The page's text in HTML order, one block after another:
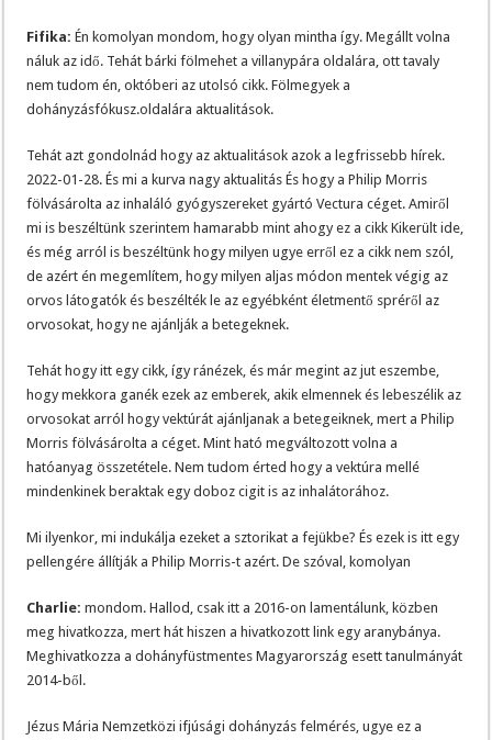
Fifika: Én komolyan mondom, hogy olyan mintha így. Megállt volna
náluk az idő. Tehát bárki fölmehet a villanypára oldalára, ott tavaly
nem tudom én, októberi az utolsó cikk. Fölmegyek a
dohányzásfókusz.oldalára aktualitások.
Tehát azt gondolnád hogy az aktualitások azok a legfrissebb hírek.
2022-01-28. És mi a kurva nagy aktualitás És hogy a Philip Morris
fölvásárolta az inhaláló gyógyszereket gyártó Vectura céget. Amiről
mi is beszéltünk szerintem hamarabb mint ahogy ez a cikk Kikerült ide,
és még arról is beszéltünk hogy milyen ugye erről ez a cikk nem szól,
de azért én megemlítem, hogy milyen aljas módon mentek végig az
orvos látogatók és beszélték le az egyébként életmentő spréről az
orvosokat, hogy ne ajánlják a betegeknek.
Tehát hogy itt egy cikk, így ránézek, és már megint az jut eszembe,
hogy mekkora ganék ezek az emberek, akik elmennek és lebeszélik az
orvosokat arról hogy vektúrát ajánljanak a betegeiknek, mert a Philip
Morris fölvásárolta a céget. Mint ható megváltozott volna a
hatóanyag összetétele. Nem tudom érted hogy a vektúra mellé
mindenkinek beraktak egy doboz cigit is az inhalátorához.
Mi ilyenkor, mi indukálja ezeket a sztorikat a fejükbe? És ezek is itt egy
pellengére állítják a Philip Morris-t azért. De szóval, komolyan
Charlie: mondom. Hallod, csak itt a 2016-on lamentálunk, közben
meg hivatkozza, mert hát hiszen a hivatkozott link egy aranybánya.
Meghivatkozza a dohányfüstmentes Magyarország esett tanulmányát
2014-ből.
Jézus Mária Nemzetközi ifjúsági dohányzás felmérés, ugye ez a